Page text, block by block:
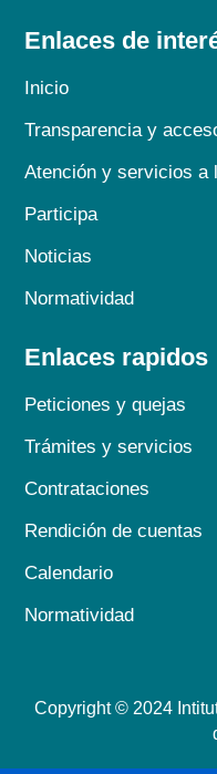
Enlaces de
Inicio
Transparencia y
Atención y servicios a
Participa
Noticias
Normatividad
Enlaces rapidos
Peticiones y quejas
Trámites y servicios
Contrataciones
Rendición de cuentas
Calendario
Normatividad
Copyright © 2024